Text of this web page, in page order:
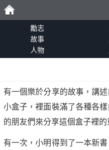
勵
勵志
故事
人物
有一個樂於分享的故事，講
小盒子，裡面裝滿了各種各
的朋友們來分享這個盒子裡的
有一次，小明得到了一本新